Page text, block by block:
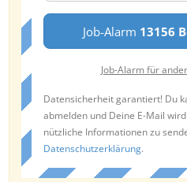
Job-Alarm 13156
Job-Alarm für
Datensicherheit garantiert! Du
abmelden und Deine E-Mail
nützliche Informationen zu
Datenschutzerklärung.